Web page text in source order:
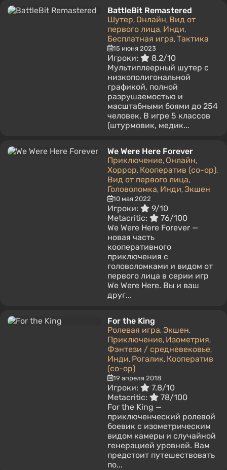
BattleBit Remastered
Шутер, Онлайн, Вид от
первого лица, Инди,
Бесплатная игра, Тактика
15 июня 2023
Игроки:
8.2/10
Мультиплеерный шутер с
низкополигональной
графикой, полной
разрушаемостью и
масштабными боями до 254
человек. В игре 5 классов
(штурмовик, медик...
We Were Here Forever
Приключение, Онлайн,
Хоррор, Кооператив (co-op),
Вид от первого лица,
Головоломка, Инди, Экшен
10 мая 2022
Игроки:
9/10
Metacritic:
76/100
We Were Here Forever —
новая часть
кооперативного
приключения с
головоломками и видом от
первого лица в серии игр
We Were Here. Вы и ваш
друг...
For the King
Ролевая игра, Экшен,
Приключение, Изометрия,
Фэнтези / средневековье,
Инди, Рогалик, Кооператив
(co-op)
19 апреля 2018
Игроки:
7.8/10
Metacritic:
78/100
For the King —
приключенческий ролевой
боевик с изометрическим
видом камеры и случайной
генерацией уровней. Вам
предстоит путешествовать
по...